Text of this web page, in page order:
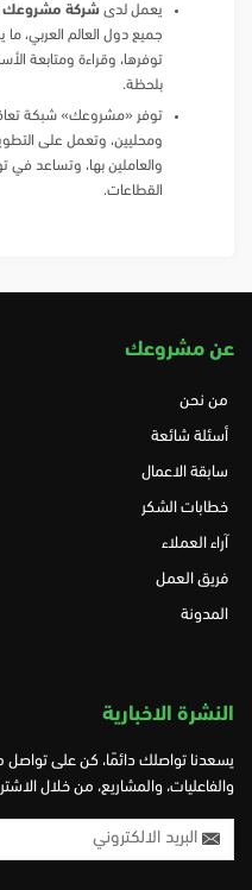
يعمل لدى شركة مشروعك
جميع دول العالم العربي،
توفرها، وقراءة ومتابعة
بلحظة.
توفر «مشروعك» شبكة
ومحليين، وتعمل على
والعاملين بها، وتساعد في
القطاعات.
عن مشروعك
من نحن
أسئلة شائعة
سابقة الاعمال
خطابات الشكر
آراء العملاء
فريق العمل
المدونة
النشرة الاخبارية
يسعدنا تواصلك دائمًا، كن على
والفاعليات، والمشاريع، من خلال